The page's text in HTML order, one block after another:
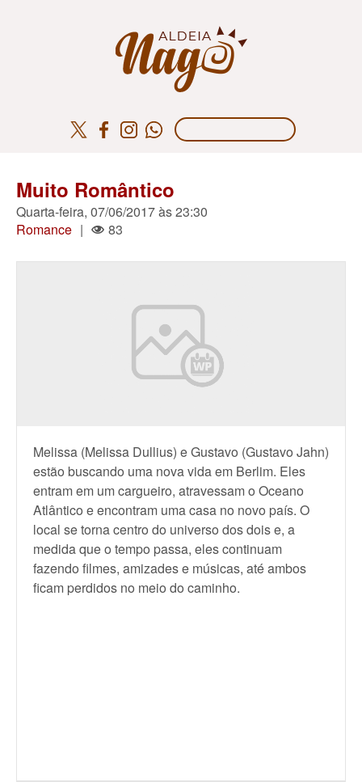
Muito Romântico
Quarta-feira, 07/06/2017 às 23:30
Romance | 83
Melissa (Melissa Dullius) e Gustavo (Gustavo Jahn)
estão buscando uma nova vida em Berlim. Eles
entram em um cargueiro, atravessam o Oceano
Atlântico e encontram uma casa no novo país. O
local se torna centro do universo dos dois e, a
medida que o tempo passa, eles continuam
fazendo filmes, amizades e músicas, até ambos
ficam perdidos no meio do caminho.